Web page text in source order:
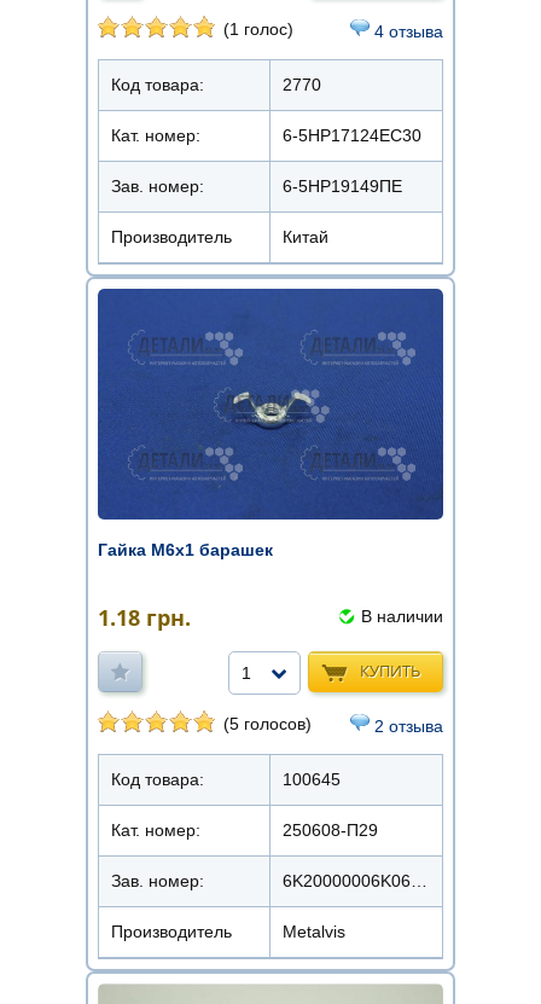
(1 голос) 4 отзыва
Код товара: 2770
Кат. номер: 6-5НР17124ЕС30
Зав. номер: 6-5НР19149ПЕ
Производитель Китай
Гайка М6х1 барашек
1.18 грн. В наличии
КУПИТЬ
1
(5 голосов) 2 отзыва
Код товара: 100645
Кат. номер: 250608-П29
Зав. номер:
Производитель Metalvis